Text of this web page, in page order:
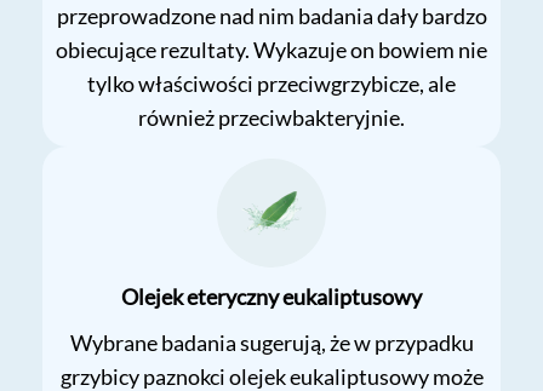
przeprowadzone nad nim badania dały bardzo
obiecujące rezultaty. Wykazuje on bowiem nie
tylko właściwości przeciwgrzybicze, ale
również przeciwbakteryjnie.
Olejek eteryczny eukaliptusowy
Wybrane badania sugerują, że w przypadku
grzybicy paznokci olejek eukaliptusowy może